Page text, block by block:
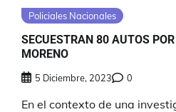
Policiales Nacionales
SECUESTRAN 80 AUTOS
MORENO
5 Diciembre, 2023 0
En el contexto de una